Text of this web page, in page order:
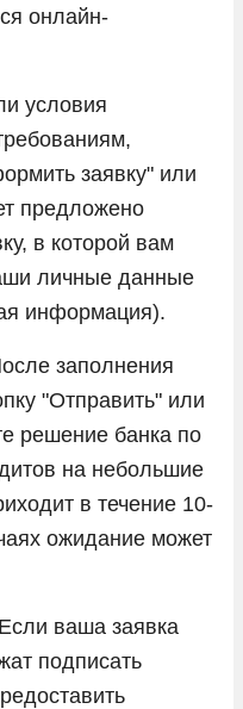
онлайн-
условия
заявку" или
предложено
в которой вам
личные данные
информация).
заполнения
"Отправить" или
решение банка по
на небольшие
в течение 10-
ожидание может
Если ваша заявка
подписать